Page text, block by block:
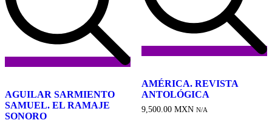
a
la
lista
AGUILAR SARMIENTO
SAMUEL. EL RAMAJE
SONORO
a
la
lista
de
AMÉRICA. REVISTA
ANTOLÓGICA
9,500.00 MXN N/A